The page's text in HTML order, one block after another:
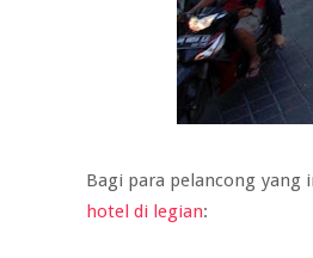
Bagi para pelancong yang
hotel di legian: